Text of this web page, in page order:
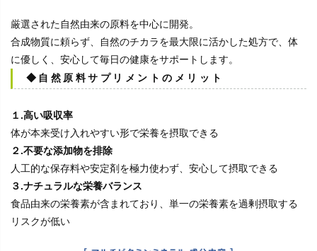
厳選された自然由来の原料を中心に開発。
合成物質に頼らず、自然のチカラを最大限に活かした処方で、体
に優しく、安心して毎日の健康をサポートします。
◆自然原料サプリメントのメリット
１.高い吸収率
体が本来受け入れやすい形で栄養を摂取できる
２.不要な添加物を排除
人工的な保存料や安定剤を極力使わず、安心して摂取できる
３.ナチュラルな栄養バランス
食品由来の栄養素が含まれており、単一の栄養素を過剰摂取する
リスクが低い